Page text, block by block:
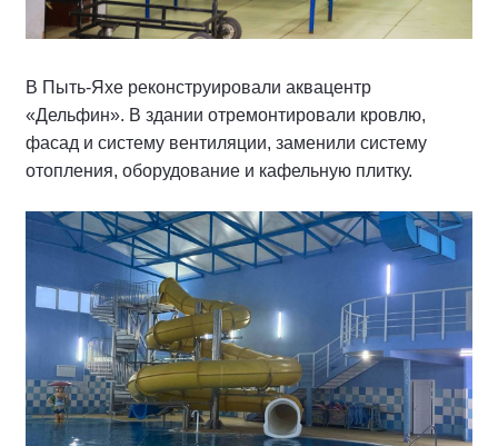
В Пыть-Яхе реконструировали аквацентр
«Дельфин». В здании отремонтировали кровлю,
фасад и систему вентиляции, заменили систему
отопления, оборудование и кафельную плитку.